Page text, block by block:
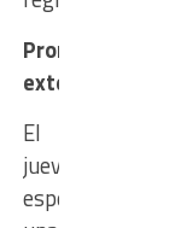
Pronóstico
extendido
El
jueves
espera